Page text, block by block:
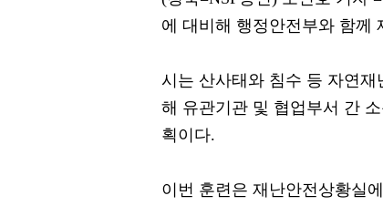
에 대비해 행정안전부와 함께
시는 산사태와 침수 등 자연
해 유관기관 및 협업부서 간
획이다.
이번 훈련은 재난안전상황실